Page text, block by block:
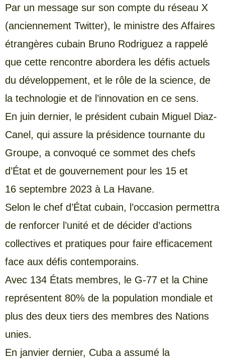
Par un message sur son compte du réseau X
(anciennement Twitter), le ministre des Affaires
étrangères cubain Bruno Rodriguez a rappelé
que cette rencontre abordera les défis actuels
du développement, et le rôle de la science, de
la technologie et de l’innovation en ce sens.
En juin dernier, le président cubain Miguel Diaz-
Canel, qui assure la présidence tournante du
Groupe, a convoqué ce sommet des chefs
d’État et de gouvernement pour les 15 et
16 septembre 2023 à La Havane.
Selon le chef d’État cubain, l’occasion permettra
de renforcer l’unité et de décider d’actions
collectives et pratiques pour faire efficacement
face aux défis contemporains.
Avec 134 États membres, le G-77 et la Chine
représentent 80% de la population mondiale et
plus des deux tiers des membres des Nations
unies.
En janvier dernier, Cuba a assumé la